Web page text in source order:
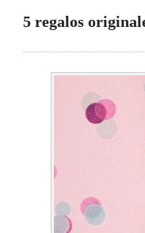
5 regalos